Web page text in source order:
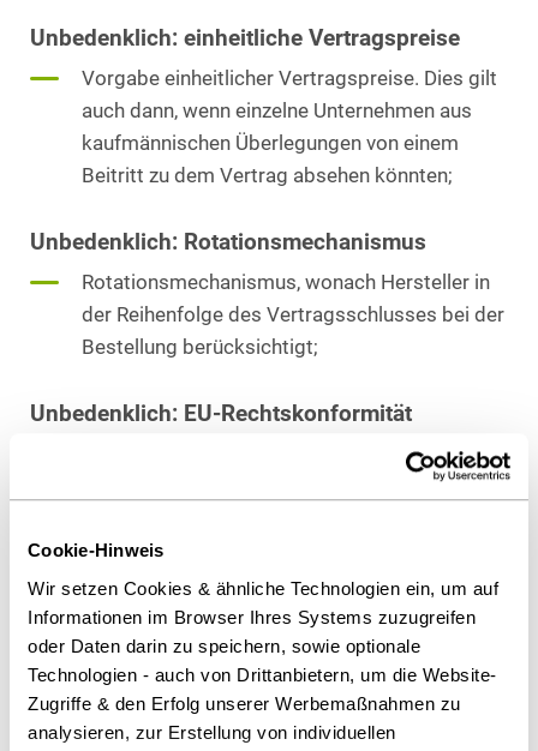
Cookie-Hinweis
Wir setzen Cookies & ähnliche Technologien ein, um auf
Informationen im Browser Ihres Systems zuzugreifen
oder Daten darin zu speichern, sowie optionale
Technologien - auch von Drittanbietern, um die Website-
Zugriffe & den Erfolg unserer Werbemaßnahmen zu
analysieren, zur Erstellung von individuellen
Unbedenklich: einheitliche Vertragspreise
Vorgabe einheitlicher Vertragspreise. Dies gilt
auch dann, wenn einzelne Unternehmen aus
kaufmännischen Überlegungen von einem
Beitritt zu dem Vertrag absehen könnten;
Unbedenklich: Rotationsmechanismus
Rotationsmechanismus, wonach Hersteller in
der Reihenfolge des Vertragsschlusses bei der
Bestellung berücksichtigt;
Unbedenklich: EU-Rechtskonformität
Vertragsbedingungen, die vorsehen, dass bei
den Vertragspreis dieser anstelle des
Vertragspreises gelten soll;
Unbedenklich: ApU als Untergrenze
Verletzung der unionsrechtlichen Grundsätze
der Nicht-diskriminierung, Transparenz und